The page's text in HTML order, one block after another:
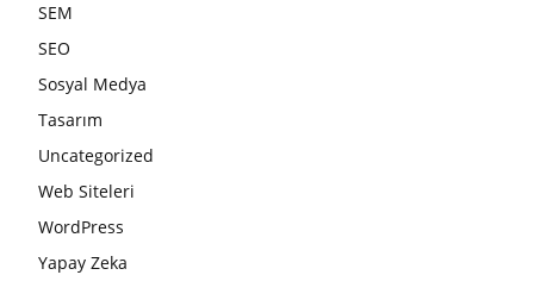
SEM
SEO
Sosyal Medya
Tasarım
Uncategorized
Web Siteleri
WordPress
Yapay Zeka